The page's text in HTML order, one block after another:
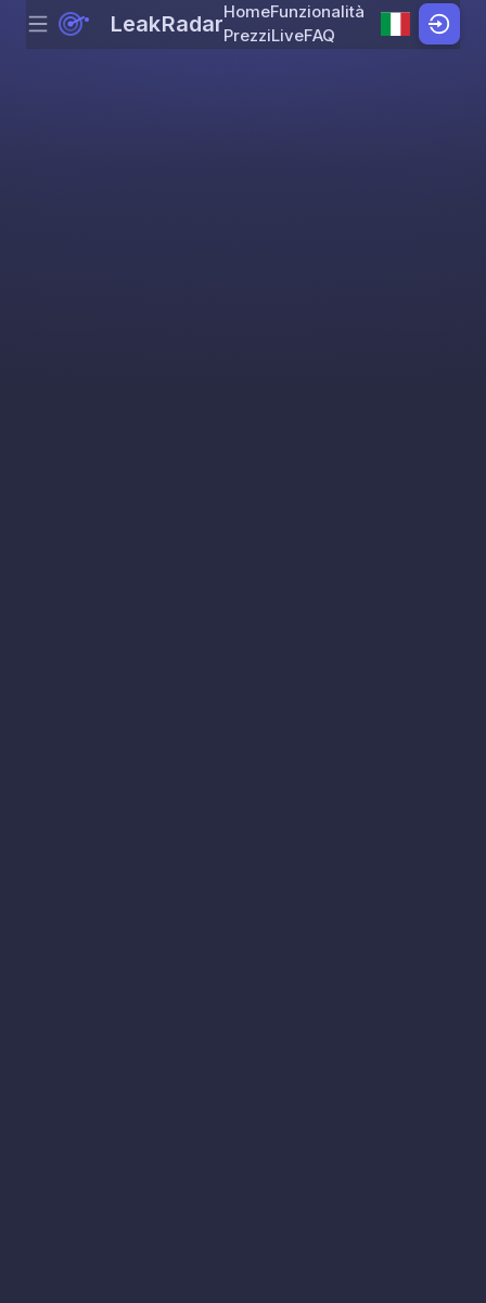
Skip to content
Menu LeakRadarHomeFunzionalità
PrezziLiveFAQ